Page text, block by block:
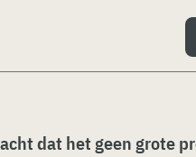
dat het geen grote